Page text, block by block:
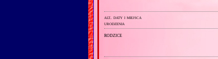
alt. daty i miejsca
urodzenia
rodzice